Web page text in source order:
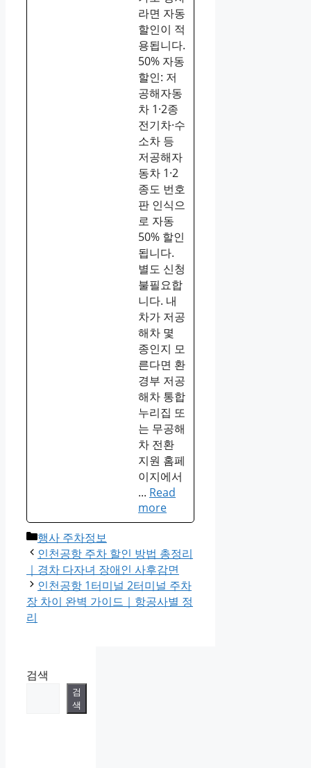
라면 자동
할인이 적
용됩니다.
50% 자동
할인: 저
공해자동
차 1·2종
전기차·수
소차 등
저공해자
동차 1·2
종도 번호
판 인식으
로 자동
50% 할인
됩니다.
별도 신청
불필요합
니다. 내
차가 저공
해차 몇
종인지 모
른다면 환
경부 저공
해차 통합
누리집 또
는 무공해
차 전환
지원 홈페
이지에서
... Read
more
Categories
행사 주차정보
인천공항 주차 할인 방법 총정리
｜경차 다자녀 장애인 사후감면
인천공항 1터미널 2터미널 주차
장 차이 완벽 가이드｜항공사별 정
리
검색
검
색